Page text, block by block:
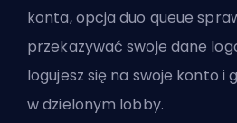
konta, opcja duo queue
przekazywać swoje dane
logujesz się na swoje konto i
w dzielonym lobby.